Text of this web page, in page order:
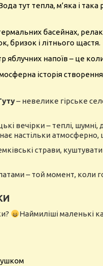
тут тепла, м’яка і
басейнах,
бризок і літнього щастя.
яблучних напоїв – це
історія
– невелике гірське
вечірки – теплі,
настільки
страви,
– той момент, коли
Наймиліші маленькі